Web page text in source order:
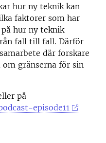
hur ny teknik kan
faktorer som har
hur ny teknik
fall till fall. Därför
där forskare
gränserna för sin
på
episode11